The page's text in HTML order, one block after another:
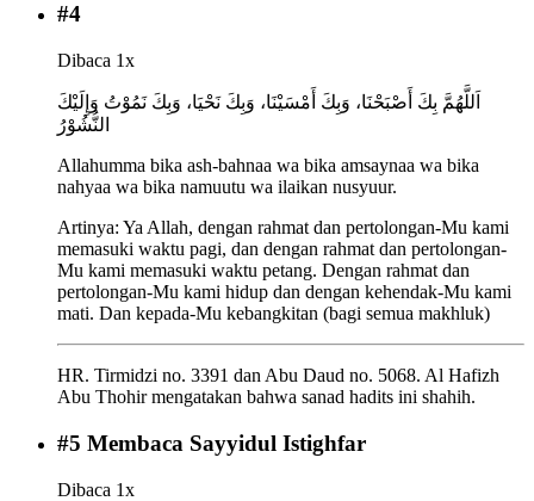
#4
Dibaca 1x
اَللَّهُمَّ بِكَ أَصْبَحْنَا، وَبِكَ أَمْسَيْنَا، وَبِكَ نَحْيَا، وَبِكَ نَمُوْتُ وَإِلَيْكَ
النُّشُوْرُ
Allahumma bika ash-bahnaa wa bika amsaynaa wa bika
nahyaa wa bika namuutu wa ilaikan nusyuur.
Artinya: Ya Allah, dengan rahmat dan pertolongan-Mu kami
memasuki waktu pagi, dan dengan rahmat dan pertolongan-
Mu kami memasuki waktu petang. Dengan rahmat dan
pertolongan-Mu kami hidup dan dengan kehendak-Mu kami
mati. Dan kepada-Mu kebangkitan (bagi semua makhluk)
HR. Tirmidzi no. 3391 dan Abu Daud no. 5068. Al Hafizh
Abu Thohir mengatakan bahwa sanad hadits ini shahih.
#5 Membaca Sayyidul Istighfar
Dibaca 1x